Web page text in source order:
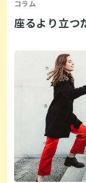
コラム
座るより立つ